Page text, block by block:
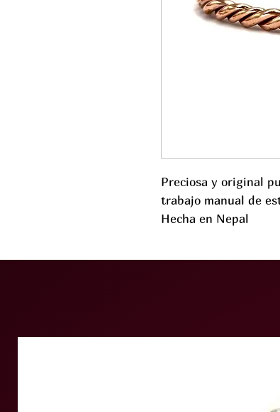
Preciosa y original
trabajo manual de
Hecha en Nepal